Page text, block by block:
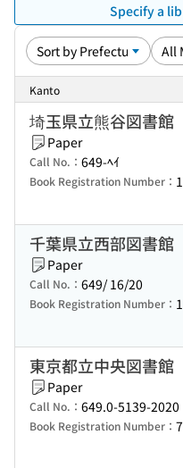
Specify a
Kanto
埼玉県立熊谷図書館
Paper
Call No.： 649-ﾍｲ
Book Registration Number：
千葉県立西部図書館
Paper
Call No.： 649/ 16/20
Book Registration Number：
東京都立中央図書館
Paper
Call No.： 649.0-5139-2020
Book Registration Number：